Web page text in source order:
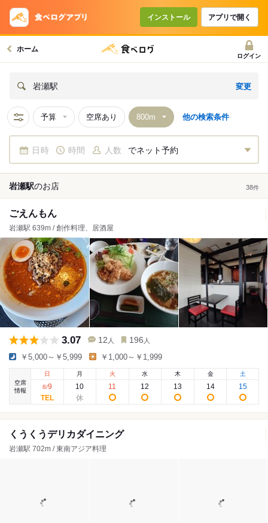
インストール アプリで開く
ホーム
ログイン
岩瀬駅 変更
予算 空席あり 他の検索条件
日時 時間 人数 でネット予約
岩瀬駅のお店 38件
ごえんもん
岩瀬駅 639m / 創作料理、居酒屋
3.07 12 人 196 人
￥5,000～￥5,999 ￥1,000～￥1,999
空席
情報
日
8/9
月
10
火
11
水
12
木
13
金
14
土
15
くうくうデリカダイニング
岩瀬駅 702m / 東南アジア料理